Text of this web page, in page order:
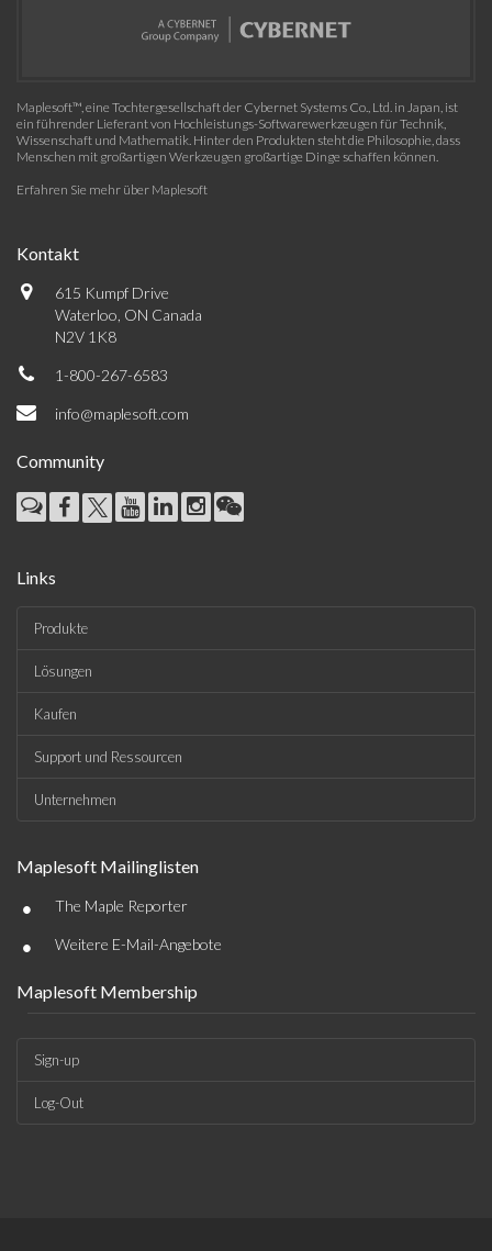
Maplesoft™, eine Tochtergesellschaft der Cybernet Systems Co., Ltd. in Japan, ist
ein führender Lieferant von Hochleistungs-Softwarewerkzeugen für Technik,
Wissenschaft und Mathematik. Hinter den Produkten steht die Philosophie, dass
Menschen mit großartigen Werkzeugen großartige Dinge schaffen können.
Erfahren Sie mehr über Maplesoft
Kontakt
615 Kumpf Drive
Waterloo, ON Canada
N2V 1K8
1-800-267-6583
info@maplesoft.com
Community
Links
Produkte
Lösungen
Kaufen
Support und Ressourcen
Unternehmen
Maplesoft Mailinglisten
• The Maple Reporter
• Weitere E-Mail-Angebote
Maplesoft Membership
Sign-up
Log-Out